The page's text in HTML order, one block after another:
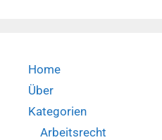
Home
Über
Kategorien
Arbeitsrecht